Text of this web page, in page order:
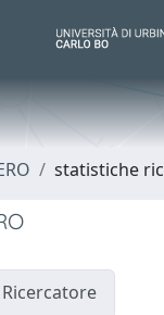
statistiche